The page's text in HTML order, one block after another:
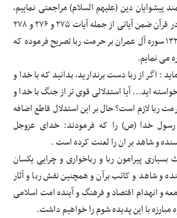
پیشوایان دین (علیهم السلام) مراجعتی نماییم،
جایی که خداوند متعال در قرآن ضمن آیاتی از جمله آیات ۲۷۵ و ۲۷۶ و ۲۷۸
و ۲۷۹ سوره بقره و ۱۳۰ و ۱۳۲ سوره آل عمران بر حرمت ربا تصریح فرموده که
می نمایم.
که می فرماید : اگر از ربا دست برندارید، بدانید که با خدا و
اید… آیا استدلالی قوی تر از جنگ با خدا و
ربا لازم است؟ حال بر این استدلال قاطع اضافه
رسول خدا (ص) را که فرمودند: خدای عزوجل
و شاهد بر ان را لعنت کرده است .
بسیاری پیرامون ربا و رباخواری و چرایی یکسان
و شاهد و کاتب برآن و همچنین نقش ربا و آثار
و انهدام اقتصاد و فرهنگ و آینده امت اسلامی
مبارزه با این پدیده شوم را خواهیم داشت.